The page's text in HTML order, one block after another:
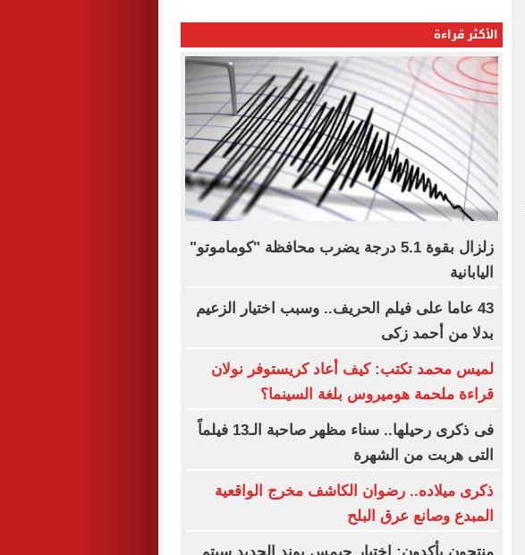
الأكثر قراءة
زلزال بقوة 5.1 درجة يضرب محافظة "كوماموتو"
اليابانية
43 عاما على فيلم الحريف.. وسبب اختيار الزعيم
بدلا من أحمد زكى
لميس محمد تكتب: كيف أعاد كريستوفر نولان
قراءة ملحمة هوميروس بلغة السينما؟
فى ذكرى رحيلها.. سناء مظهر صاحبة الـ13 فيلماً
التى هربت من الشهرة
ذكرى ميلاده.. رضوان الكاشف مخرج الواقعية
المبدع وصانع عرق البلح